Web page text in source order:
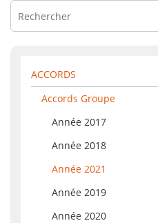
PRÉSENTATION
LA GAZETTE
BOITE À OUTILS
CONTACT
ACCORDS
Accords Groupe
Année 2017
Année 2018
Année 2021
Année 2019
Année 2020